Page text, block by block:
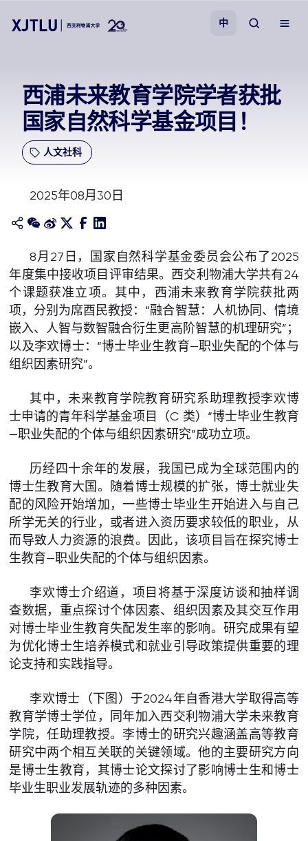
招生
科研
学院
关于我们
中
西浦未来教育学院学者获批
国家自然科学基金项目！
人文社科
2025年08月30日
8月27日，国家自然科学基金委员会公布了2025
年度集中接收项目评审结果。西交利物浦大学共有24
个课题获准立项。其中，西浦未来教育学院获批两
项，分别为席酉民教授：“融合智慧：人机协同、情境
嵌入、人智与数智融合衍生更高阶智慧的机理研究”；
以及李欢博士：“博士毕业生教育—职业失配的个体与
组织因素研究”。
其中，未来教育学院教育研究系助理教授李欢博
士申请的青年科学基金项目（C 类）“博士毕业生教育
—职业失配的个体与组织因素研究”成功立项。
历经四十余年的发展，我国已成为全球范围内的
博士生教育大国。随着博士规模的扩张，博士就业失
配的风险开始增加，一些博士毕业生开始进入与自己
所学无关的行业，或者进入资历要求较低的职业，从
而导致人力资源的浪费。因此，该项目旨在探究博士
生教育—职业失配的个体与组织因素。
李欢博士介绍道，项目将基于深度访谈和抽样调
查数据，重点探讨个体因素、组织因素及其交互作用
对博士毕业生教育失配发生率的影响。研究成果有望
为优化博士生培养模式和就业引导政策提供重要的理
论支持和实践指导。
李欢博士（下图）于2024年自香港大学取得高等
教育学博士学位，同年加入西交利物浦大学未来教育
学院，任助理教授。李博士的研究兴趣涵盖高等教育
研究中两个相互关联的关键领域。他的主要研究方向
是博士生教育，其博士论文探讨了影响博士生和博士
毕业生职业发展轨迹的多种因素。